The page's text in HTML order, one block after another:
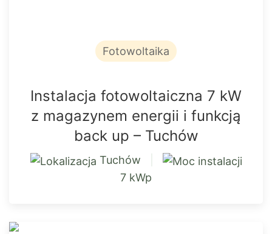
Fotowoltaika
Instalacja fotowoltaiczna 7 kW
z magazynem energii i funkcją
back up – Tuchów
Tuchów
7 kWp